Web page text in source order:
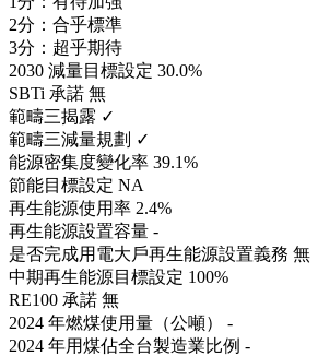
2分：合乎標準
3分：超乎期待
2030 減量目標設定 30.0%
SBTi 承諾 無
範疇三揭露 ✓
範疇三減量規劃 ✓
能源密集度變化率 39.1%
節能目標設定 NA
再生能源使用率 2.4%
再生能源設置容量 -
是否完成用電大戶再生能源設置義務 無
中期再生能源目標設定 100%
RE100 承諾 無
2024 年燃煤使用量（公噸） -
2024 年用煤佔全台製造業比例 -